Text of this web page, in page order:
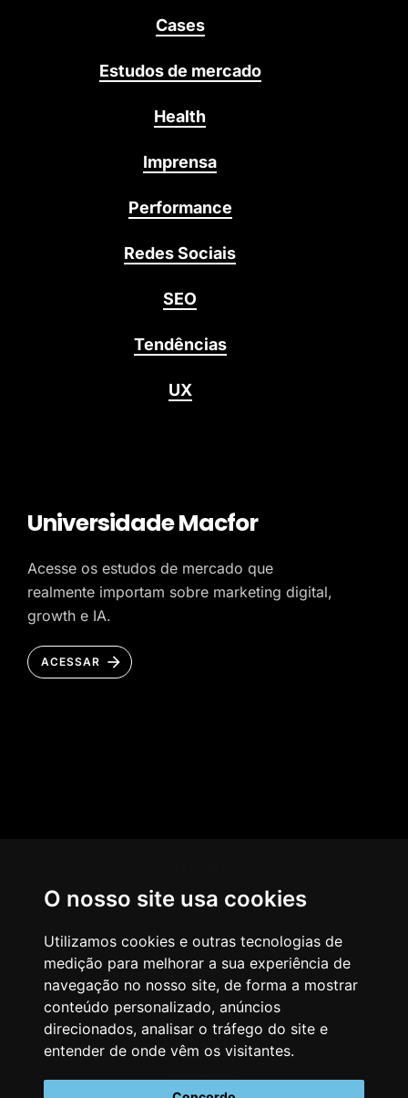
O nosso site usa cookies
Utilizamos cookies e outras tecnologias de
medição para melhorar a sua experiência de
navegação no nosso site, de forma a mostrar
conteúdo personalizado, anúncios
direcionados, analisar o tráfego do site e
entender de onde vêm os visitantes.
Cases
Estudos de mercado
Health
Imprensa
Performance
Redes Sociais
SEO
Tendências
UX
Universidade Macfor
Acesse os estudos de mercado que
realmente importam sobre marketing digital,
growth e IA.
ACESSAR
AGÊNCIA
COMO PENSAMOS
NOSSOS SERVIÇOS
CASES & CLIENTES
BLOG
VAGAS